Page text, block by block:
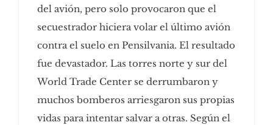
del avión, pero solo provocaron que el
secuestrador hiciera volar el último avión
contra el suelo en Pensilvania. El resultado
fue devastador. Las torres norte y sur del
World Trade Center se derrumbaron y
muchos bomberos arriesgaron sus propias
vidas para intentar salvar a otras. Según el